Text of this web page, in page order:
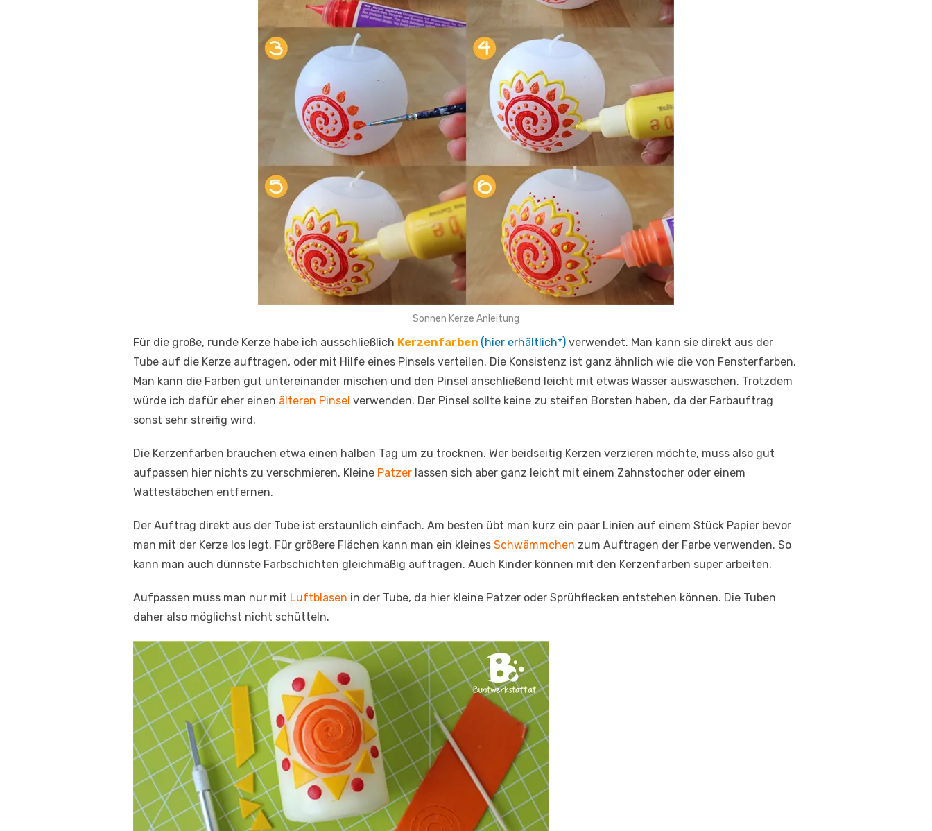
Sonnen Kerze Anleitung
Für die große, runde Kerze habe ich ausschließlich Kerzenfarben (hier erhältlich*) verwendet. Man kann sie direkt aus der
Tube auf die Kerze auftragen, oder mit Hilfe eines Pinsels verteilen. Die Konsistenz ist ganz ähnlich wie die von Fensterfarben.
Man kann die Farben gut untereinander mischen und den Pinsel anschließend leicht mit etwas Wasser auswaschen. Trotzdem
würde ich dafür eher einen älteren Pinsel verwenden. Der Pinsel sollte keine zu steifen Borsten haben, da der Farbauftrag
sonst sehr streifig wird.
Die Kerzenfarben brauchen etwa einen halben Tag um zu trocknen. Wer beidseitig Kerzen verzieren möchte, muss also gut
aufpassen hier nichts zu verschmieren. Kleine Patzer lassen sich aber ganz leicht mit einem Zahnstocher oder einem
Wattestäbchen entfernen.
Der Auftrag direkt aus der Tube ist erstaunlich einfach. Am besten übt man kurz ein paar Linien auf einem Stück Papier bevor
man mit der Kerze los legt. Für größere Flächen kann man ein kleines Schwämmchen zum Auftragen der Farbe verwenden. So
kann man auch dünnste Farbschichten gleichmäßig auftragen. Auch Kinder können mit den Kerzenfarben super arbeiten.
Aufpassen muss man nur mit Luftblasen in der Tube, da hier kleine Patzer oder Sprühflecken entstehen können. Die Tuben
daher also möglichst nicht schütteln.